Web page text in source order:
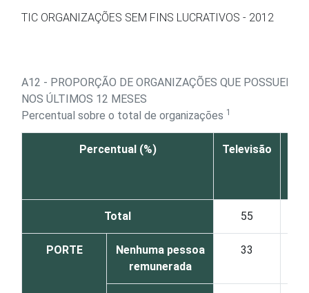
TIC ORGANIZAÇÕES SEM FINS LUCRATIVOS - 2012
A12 - PROPORÇÃO DE ORGANIZAÇÕES QUE POSSUEM
NOS ÚLTIMOS 12 MESES
Percentual sobre o total de organizações 1
Percentual (%) Televisão
Total 55
PORTE
Nenhuma pessoa
remunerada
33